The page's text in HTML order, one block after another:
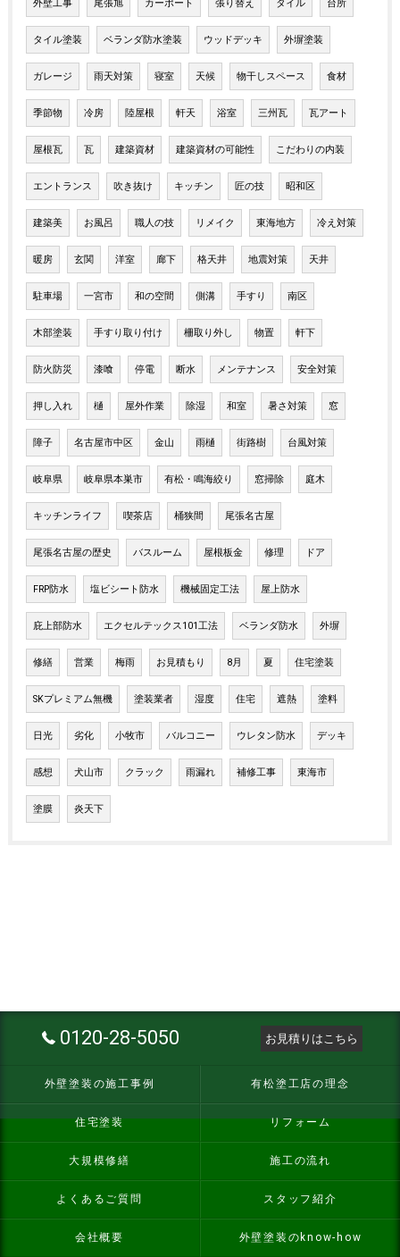
外壁工事 尾張旭 カーポート 張り替え タイル 台所
タイル塗装 ベランダ防水塗装 ウッドデッキ 外塀塗装
ガレージ 雨天対策 寝室 天候 物干しスペース 食材
季節物 冷房 陸屋根 軒天 浴室 三州瓦 瓦アート
屋根瓦 瓦 建築資材 建築資材の可能性 こだわりの内装
エントランス 吹き抜け キッチン 匠の技 昭和区
建築美 お風呂 職人の技 リメイク 東海地方 冷え対策
暖房 玄関 洋室 廊下 格天井 地震対策 天井
駐車場 一宮市 和の空間 側溝 手すり 南区
木部塗装 手すり取り付け 柵取り外し 物置 軒下
防火防災 漆喰 停電 断水 メンテナンス 安全対策
押し入れ 樋 屋外作業 除湿 和室 暑さ対策 窓
障子 名古屋市中区 金山 雨樋 街路樹 台風対策
岐阜県 岐阜県本巣市 有松・鳴海絞り 窓掃除 庭木
キッチンライフ 喫茶店 桶狭間 尾張名古屋
尾張名古屋の歴史 バスルーム 屋根板金 修理 ドア
FRP防水 塩ビシート防水 機械固定工法 屋上防水
庇上部防水 エクセルテックス101工法 ベランダ防水 外塀
修繕 営業 梅雨 お見積もり 8月 夏 住宅塗装
SKプレミアム無機 塗装業者 湿度 住宅 遮熱 塗料
日光 劣化 小牧市 バルコニー ウレタン防水 デッキ
感想 犬山市 クラック 雨漏れ 補修工事 東海市
塗膜 炎天下
0120-28-5050 お見積りはこちら
外壁塗装の施工事例 有松塗工店の理念
住宅塗装 リフォーム
大規模修繕 施工の流れ
よくあるご質問 スタッフ紹介
会社概要 外壁塗装のknow-how